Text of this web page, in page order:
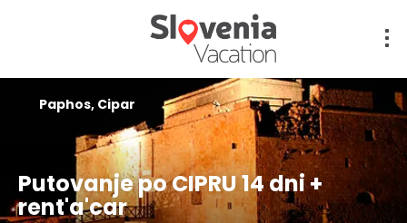
Putovanje po CIPRU 14 dni +
rent'a'car
Paphos, Cipar